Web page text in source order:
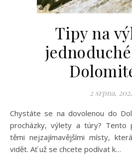
Tipy na
2 srpna,
Chystáte se na dovolenou do Dolomit a hledáte tipy na
procházky, výlety a túry? Tento
těmi nejzajímavějšími místy,
vidět. Ať už se chcete podívat k…